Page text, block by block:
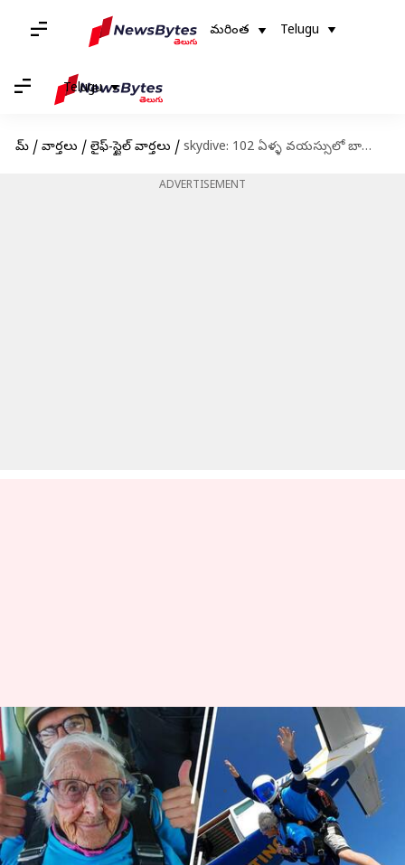
మరింత Telugu
Telugu
హోమ్ / వార్తలు / లైఫ్-స్టైల్ వార్తలు / skydive: 102 ఏళ్ళ వయస్సులో బామ్మ స్కై డైవింగ్
ADVERTISEMENT
skydive: 102 ఏళ్ళ వయస్సులో
బామ్మ స్కై డైవింగ్
వ్రాసిన వారు Sirish Praharaju Aug 26, 2024 11:15 am
ఈ వార్తాకథనం ఏంటి